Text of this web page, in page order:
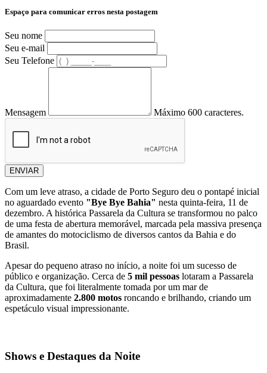
Espaço para comunicar erros nesta postagem
Seu nome
Seu e-mail
Seu Telefone
Mensagem Máximo 600 caracteres.
ENVIAR
Com um leve atraso, a cidade de Porto Seguro deu o pontapé inicial
no aguardado evento "Bye Bye Bahia" nesta quinta-feira, 11 de
dezembro. A histórica Passarela da Cultura se transformou no palco
de uma festa de abertura memorável, marcada pela massiva presença
de amantes do motociclismo de diversos cantos da Bahia e do
Brasil.
Apesar do pequeno atraso no início, a noite foi um sucesso de
público e organização. Cerca de 5 mil pessoas lotaram a Passarela
da Cultura, que foi literalmente tomada por um mar de
aproximadamente 2.800 motos roncando e brilhando, criando um
espetáculo visual impressionante.
Shows e Destaques da Noite